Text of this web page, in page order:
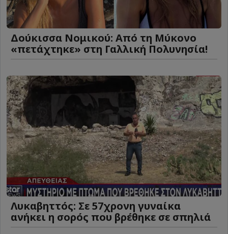
Δούκισσα Νομικού: Από τη Μύκονο
«πετάχτηκε» στη Γαλλική Πολυνησία!
Λυκαβηττός: Σε 57χρονη γυναίκα
ανήκει η σορός που βρέθηκε σε σπηλιά